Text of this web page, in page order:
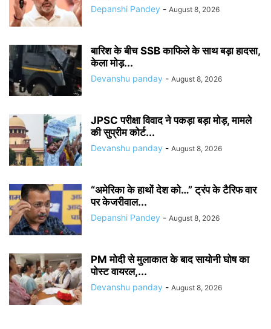
Depanshi Pandey - August 8, 2026
बारिश के बीच SSB काफिले के साथ बड़ा हादसा,
केला मोड़...
Devanshu panday - August 8, 2026
JPSC परीक्षा विवाद ने पकड़ा बड़ा मोड़, मामले
की सुप्रीम कोर्ट...
Devanshu panday - August 8, 2026
“अमेरिका के हाथों देश को…” ट्रंप के टैरिफ वार
पर केजरीवाल...
Depanshi Pandey - August 8, 2026
PM मोदी से मुलाकात के बाद सायोनी घोष का
पोस्ट वायरल,...
Devanshu panday - August 8, 2026